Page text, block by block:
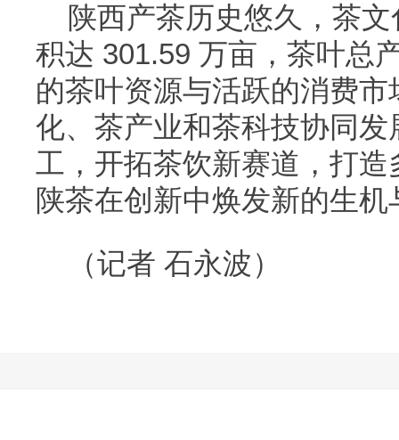
陕西产茶历史悠久，茶
积达 301.59 万亩，茶叶总
的茶叶资源与活跃的消费
化、茶产业和茶科技协同
工，开拓茶饮新赛道，打
陕茶在创新中焕发新的生机
（记者 石永波）